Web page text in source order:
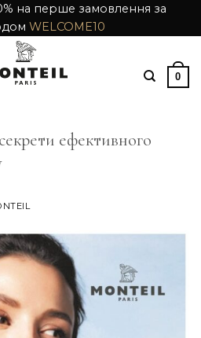
на перше замовлення за
WELCOME10
0
ефективного